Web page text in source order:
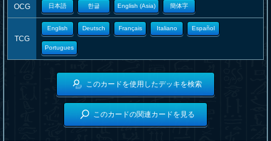
OCG 日本語 한글 English (Asia) 簡体字
TCG
English Deutsch Français Italiano Español
Portugues
このカードを使用したデッキを検索
このカードの関連カードを見る